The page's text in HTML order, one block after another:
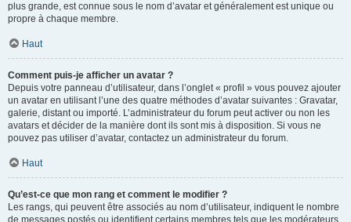
plus grande, est connue sous le nom d’avatar et généralement est unique ou
propre à chaque membre.
Haut
Comment puis-je afficher un avatar ?
Depuis votre panneau d’utilisateur, dans l’onglet « profil » vous pouvez ajouter
un avatar en utilisant l’une des quatre méthodes d’avatar suivantes : Gravatar,
galerie, distant ou importé. L’administrateur du forum peut activer ou non les
avatars et décider de la manière dont ils sont mis à disposition. Si vous ne
pouvez pas utiliser d’avatar, contactez un administrateur du forum.
Haut
Qu’est-ce que mon rang et comment le modifier ?
Les rangs, qui peuvent être associés au nom d’utilisateur, indiquent le nombre
de messages postés ou identifient certains membres tels que les modérateurs